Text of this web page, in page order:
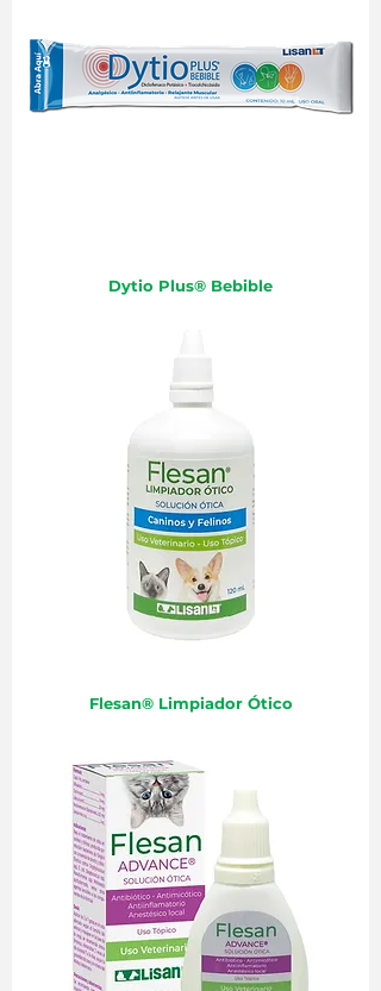
Dytio Plus® Bebible
Flesan® Limpiador Ótico